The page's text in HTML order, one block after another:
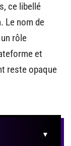
ce libellé
Le nom de
rôle
et
reste opaque